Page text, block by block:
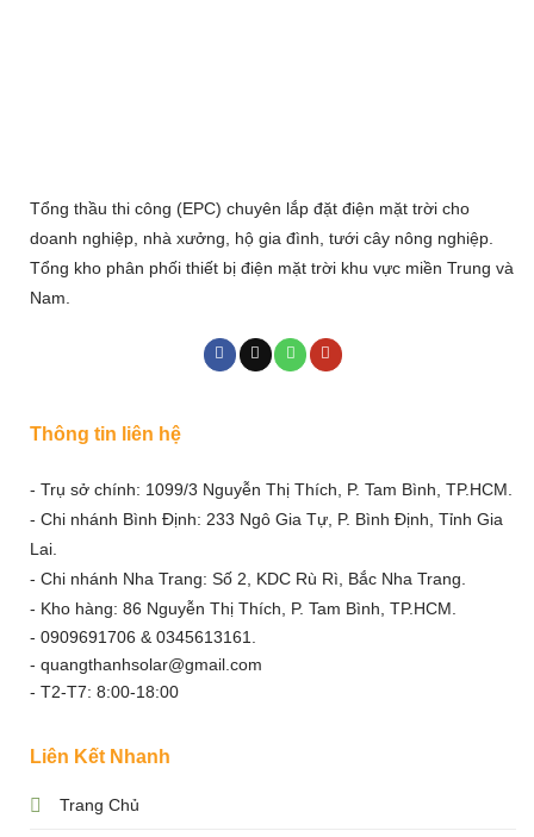
Tổng thầu thi công (EPC) chuyên lắp đặt điện mặt trời cho
doanh nghiệp, nhà xưởng, hộ gia đình, tưới cây nông nghiệp.
Tổng kho phân phối thiết bị điện mặt trời khu vực miền Trung và
Nam.
Liên Kết Nhanh
Trang Chủ
Thông tin liên hệ
- Trụ sở chính: 1099/3 Nguyễn Thị Thích, P. Tam Bình, TP.HCM.
- Chi nhánh Bình Định: 233 Ngô Gia Tự, P. Bình Định, Tỉnh Gia
Lai.
- Chi nhánh Nha Trang: Số 2, KDC Rù Rì, Bắc Nha Trang.
- Kho hàng: 86 Nguyễn Thị Thích, P. Tam Bình, TP.HCM.
- 0909691706 & 0345613161.
- quangthanhsolar@gmail.com
- T2-T7: 8:00-18:00